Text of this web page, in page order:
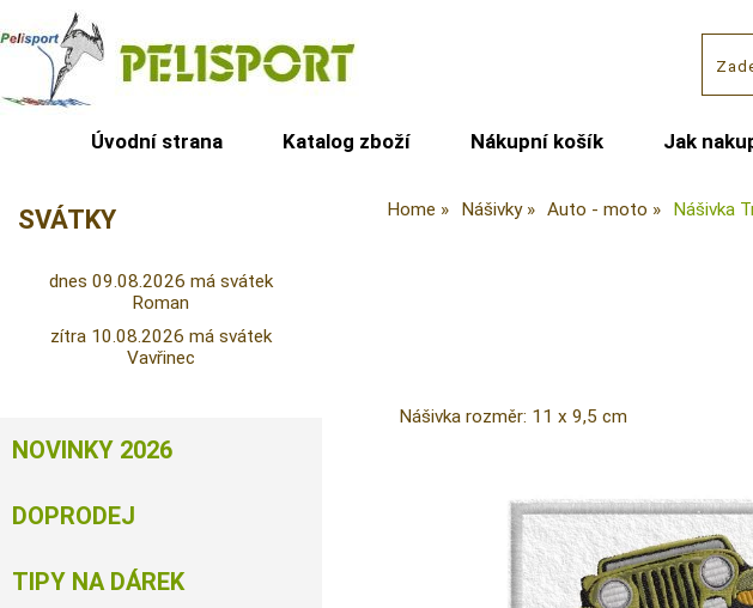
Úvodní strana Katalog zboží Nákupní košík Jak
Home Nášivky Auto - moto Nášivka
Nášivka rozměr: 11 x 9,5 cm
SVÁTKY
dnes 09.08.2026 má svátek
Roman
zítra 10.08.2026 má svátek
Vavřinec
NOVINKY 2026
DOPRODEJ
TIPY NA DÁREK